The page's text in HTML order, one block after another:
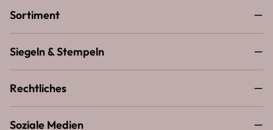
Sortiment
Siegeln & Stempeln
Rechtliches
Soziale Medien